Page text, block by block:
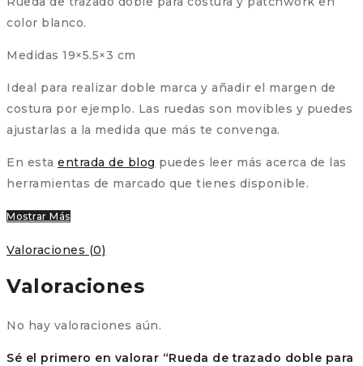
color blanco.
Medidas 19×5.5×3 cm
Ideal para realizar doble marca y añadir el margen de
costura por ejemplo. Las ruedas son movibles y puedes
ajustarlas a la medida que más te convenga.
En esta entrada de blog puedes leer más acerca de las
herramientas de marcado que tienes disponible.
Mostrar Más
Valoraciones (0)
Valoraciones
No hay valoraciones aún.
Sé el primero en valorar “Rueda de trazado doble para